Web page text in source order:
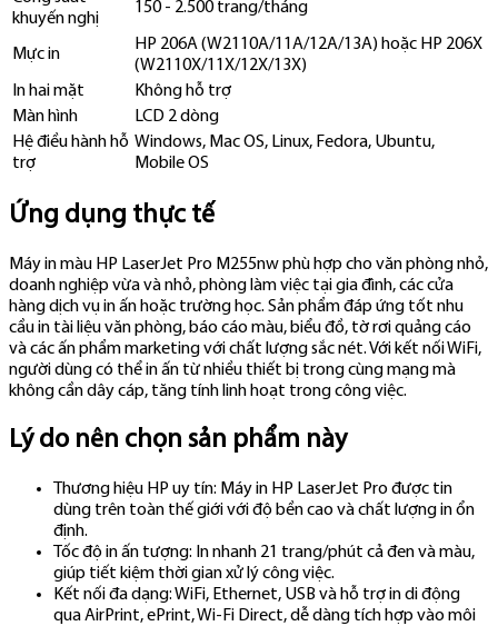
khuyến nghị
150 - 2.500 trang/tháng
Mực in
HP 206A (W2110A/11A/12A/13A) hoặc HP 206X
(W2110X/11X/12X/13X)
In hai mặt
Không hỗ trợ
Màn hình
LCD 2 dòng
Hệ điều hành hỗ
trợ
Windows, Mac OS, Linux, Fedora, Ubuntu,
Mobile OS
Ứng dụng thực tế
Máy in màu HP LaserJet Pro M255nw phù hợp cho văn phòng nhỏ,
doanh nghiệp vừa và nhỏ, phòng làm việc tại gia đình, các cửa
hàng dịch vụ in ấn hoặc trường học. Sản phẩm đáp ứng tốt nhu
cầu in tài liệu văn phòng, báo cáo màu, biểu đồ, tờ rơi quảng cáo
và các ấn phẩm marketing với chất lượng sắc nét. Với kết nối WiFi,
người dùng có thể in ấn từ nhiều thiết bị trong cùng mạng mà
không cần dây cáp, tăng tính linh hoạt trong công việc.
Lý do nên chọn sản phẩm này
Thương hiệu HP uy tín: Máy in HP LaserJet Pro được tin
dùng trên toàn thế giới với độ bền cao và chất lượng in ổn
định.
Tốc độ in ấn tượng: In nhanh 21 trang/phút cả đen và màu,
giúp tiết kiệm thời gian xử lý công việc.
Kết nối đa dạng: WiFi, Ethernet, USB và hỗ trợ in di động
qua AirPrint, ePrint, Wi-Fi Direct, dễ dàng tích hợp vào môi